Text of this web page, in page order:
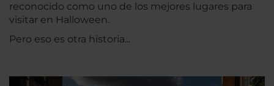
reconocido como uno de los mejores lugares para
visitar en Halloween.
Pero eso es otra historia...